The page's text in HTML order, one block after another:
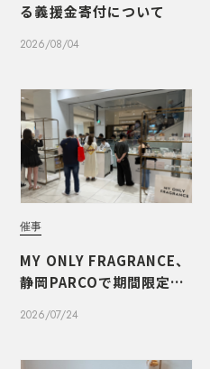
る義援金寄付について
2026/08/04
催事
MY ONLY FRAGRANCE、
静岡PARCOで期間限定PO
2026/07/24